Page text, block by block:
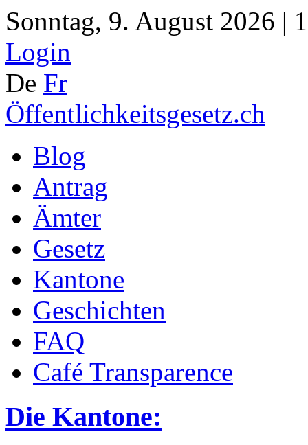
Sonntag, 9. August 2026 |
Login
De Fr
Öffentlichkeitsgesetz.ch
Blog
Antrag
Ämter
Gesetz
Kantone
Geschichten
FAQ
Café Transparence
Die Kantone: